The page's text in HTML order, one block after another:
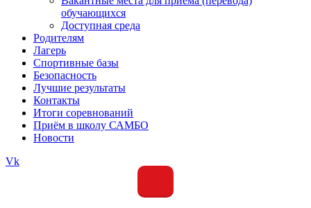
обучающихся
Доступная среда
Родителям
Лагерь
Спортивные базы
Безопасность
Лучшие результаты
Контакты
Итоги соревнований
Приём в школу САМБО
Новости
Vk